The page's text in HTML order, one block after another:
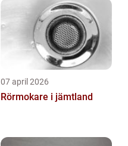
07 april 2026
Rörmokare i jämtland